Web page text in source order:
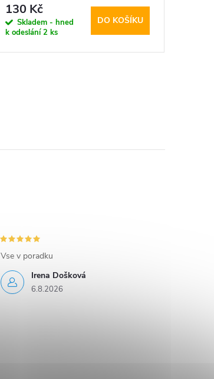
130 Kč
Skladem - hned
k odeslání2 ks
DO KOŠÍKU
Irena Došková
6.8.2026
Vse v poradku